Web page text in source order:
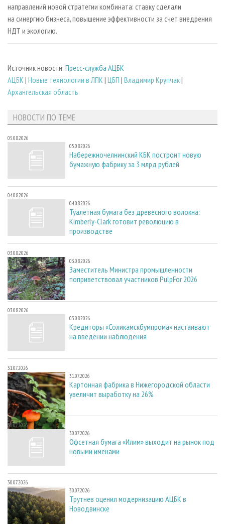
направлений новой стратегии комбината: ставку сделали
на синергию бизнеса, повышение эффективности за счет внедрения
НДТ и экологию.
Источник новости: Пресс-служба АЦБК
АЦБК | Новые технологии в ЛПК | ЦБП | Владимир Крупчак|
Архангельская область
НОВОСТИ ПО ТЕМЕ
05.08.2026
05.08.2026
Набережночелнинский КБК построит новую
бумажную фабрику за 3 млрд рублей
04.08.2026
04.08.2026
Туалетная бумага без древесного волокна:
Kimberly-Clark готовит революцию в
производстве
03.08.2026
03.08.2026
Заместитель Министра промышленности
поприветствовал участников PulpFor 2026
03.08.2026
03.08.2026
Кредиторы «Соликамскбумпрома» настаивают
на введении наблюдения
31.07.2026
31.07.2026
Картонная фабрика в Нижегородской области
увеличит выработку на 26%
30.07.2026
30.07.2026
Офсетная бумага «Илим» выходит на рынок под
новыми именами
30.07.2026
30.07.2026
Трутнев оценил модернизацию АЦБК в
Новодвинске